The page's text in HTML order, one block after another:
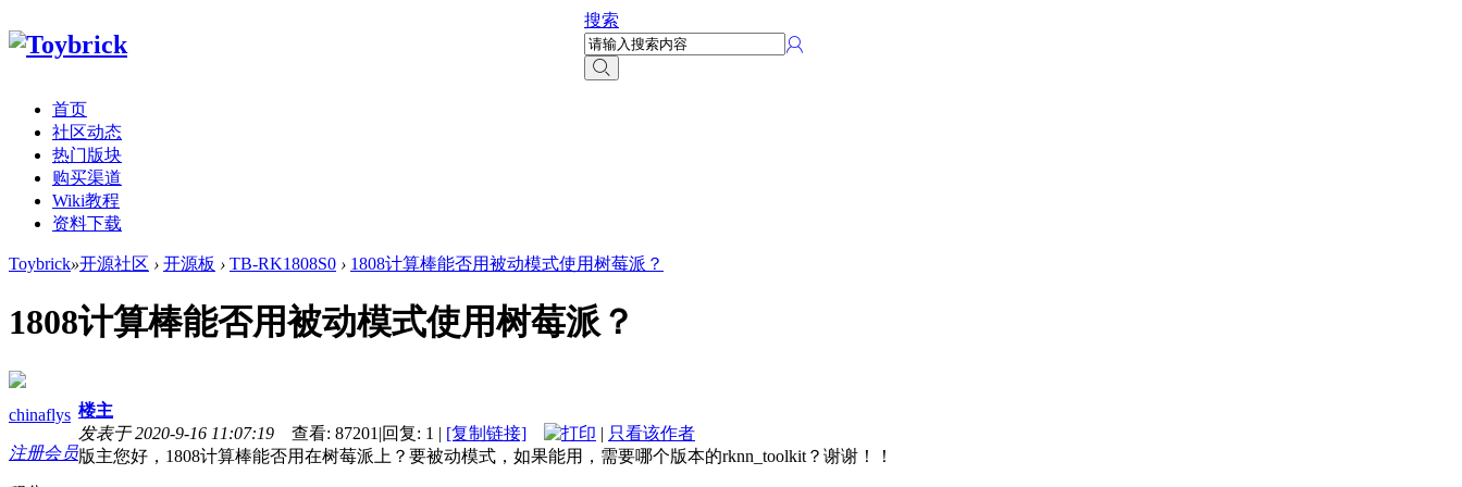
搜索
首页
社区动态
热门版块
购买渠道
Wiki教程
资料下载
Toybrick»开源社区 › 开源板 › TB-RK1808S0 › 1808计算棒能否用被动模式使用树莓派？
1808计算棒能否用被动模式使用树莓派？
chinaflys
注册会员
楼主
发表于 2020-9-16 11:07:19
查看: 87201 |回复: 1 | [复制链接] | 只看该作者
版主您好，1808计算棒能否用在树莓派上？要被动模式，如果能用，需要哪个版本的rknn_toolkit？谢谢！！